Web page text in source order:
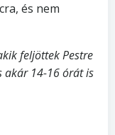
és nem
feljöttek Pestre
akár 14-16 órát is